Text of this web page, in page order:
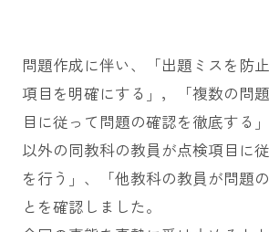
問題作成に伴い、「出題ミスを防
項目を明確にする」，「複数の問
目に従って問題の確認を徹底する
以外の同教科の教員が点検項目に
を行う」、「他教科の教員が問題
とを確認しました。